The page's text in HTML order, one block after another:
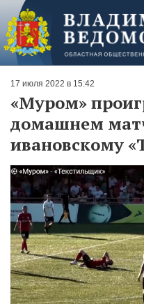
17 июля 2022 в 15:42
«Муром»
домашнем
ивановскому